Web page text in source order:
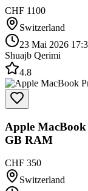
CHF 1100
Switzerland
23 Mai 2026
Shuajb Qerimi
4.8
Apple
GB RAM
CHF 350
Switzerland